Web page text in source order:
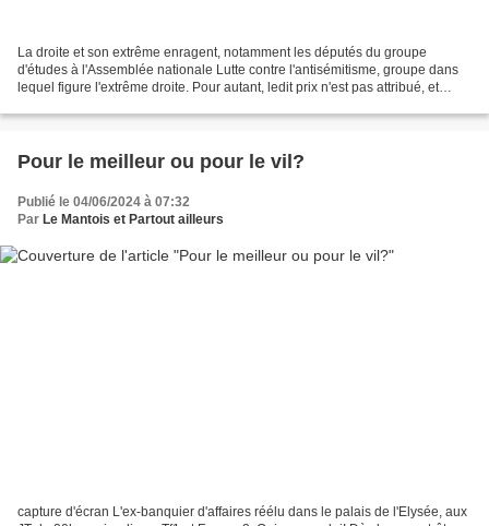
La droite et son extrême enragent, notamment les députés du groupe
d'études à l'Assemblée nationale Lutte contre l'antisémitisme, groupe dans
lequel figure l'extrême droite. Pour autant, ledit prix n'est pas attribué, et
Pour le meilleur ou pour le vil?
Publié le 04/06/2024 à 07:32
Par Le Mantois et Partout ailleurs
capture d'écran L'ex-banquier d'affaires réélu dans le palais de l'Elysée, aux